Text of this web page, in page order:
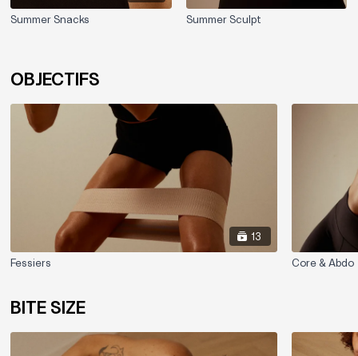
Summer Snacks Summer Sculpt
OBJECTIFS
13
Fessiers Core & Abdo
BITE SIZE